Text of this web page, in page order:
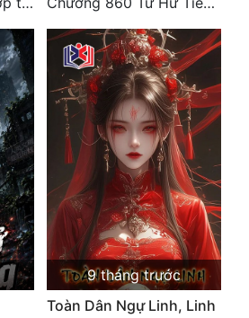
9 tháng trước
Toàn Dân Ngự Linh, Linh